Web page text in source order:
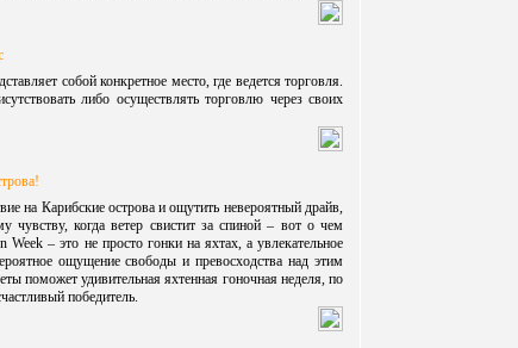
собой конкретное место, где ведется торговля.
либо осуществлять торговлю через своих
на Карибские острова и ощутить невероятный драйв,
чувству, когда ветер свистит за спиной – вот о чем
– это не просто гонки на яхтах, а увлекательное
ощущение свободы и превосходства над этим
поможет удивительная яхтенная гоночная неделя, по
победитель.